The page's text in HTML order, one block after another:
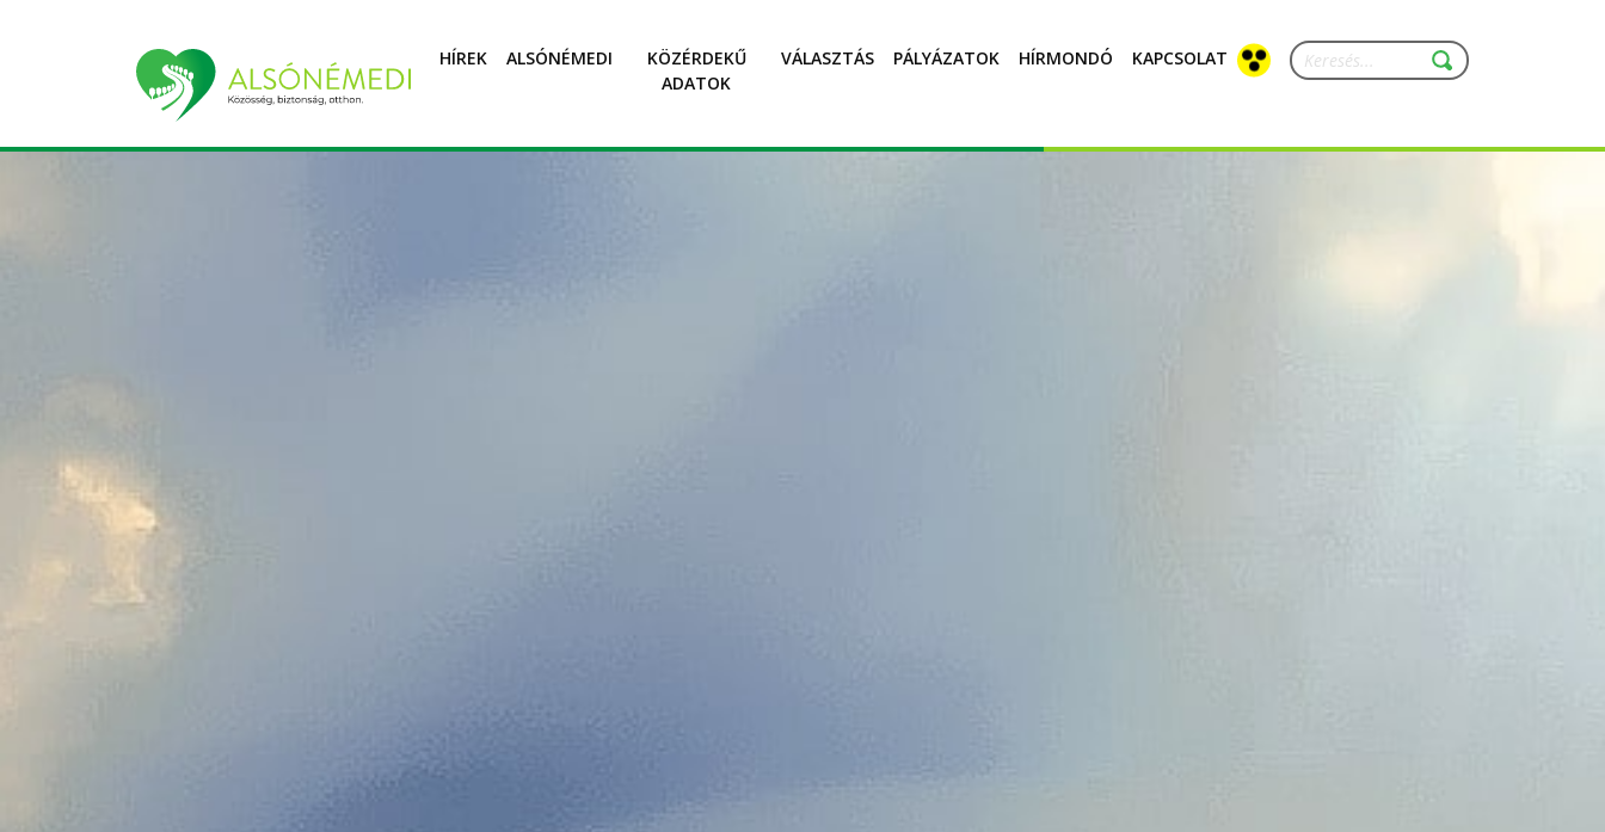
HÍREK ALSÓNÉMEDI
KÖZÉRDEKŰ
ADATOK
VÁLASZTÁS PÁLYÁZATOK HÍRMONDÓ KAPCSOLAT